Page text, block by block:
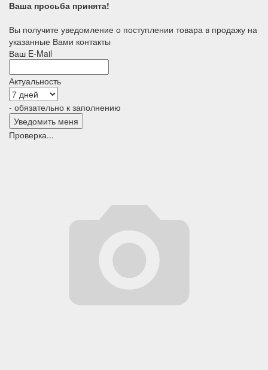
Ваша просьба принята!
Вы получите уведомление о поступлении товара в продажу на
указанные Вами контакты
Ваш E-Mail
Актуальность
- обязательно к заполнению
Проверка...